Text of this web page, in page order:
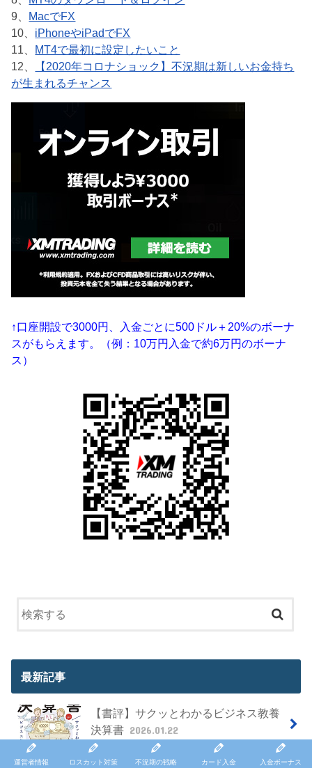
9、 MacでFX
10、 iPhoneやiPadでFX
11、 MT4で最初に設定したいこと
12、
【2020年コロナショック】不況期は新しいお金持ち
が生まれるチャンス
↑口座開設で3000円、入金ごとに500ドル＋20%のボーナ
スがもらえます。（例：10万円入金で約6万円のボーナ
ス）
最新記事
【書評】サクッとわかるビジネス教養
決算書 2026.01.22
運営者情報 ロスカット対策 不況期の戦略 カード入金 入金ボーナス